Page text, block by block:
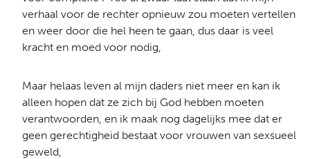
verhaal voor de rechter opnieuw zou moeten vertellen
en weer door die hel heen te gaan, dus daar is veel
kracht en moed voor nodig,
Maar helaas leven al mijn daders niet meer en kan ik
alleen hopen dat ze zich bij God hebben moeten
verantwoorden, en ik maak nog dagelijks mee dat er
geen gerechtigheid bestaat voor vrouwen van sexsueel
geweld,